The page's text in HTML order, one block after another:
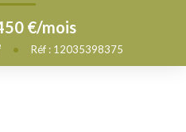
€/mois
• Réf : 12035398375